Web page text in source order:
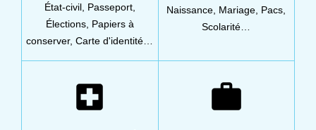
État-civil, Passeport,
Élections, Papiers à
conserver,Carte d'identité…
Naissance, Mariage, Pacs,
Scolarité…
local_hospital work